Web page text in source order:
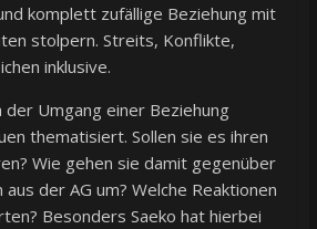
komplett zufällige Beziehung mit
stolpern. Streits, Konflikte,
inklusive.
der Umgang einer Beziehung
thematisiert. Sollen sie es ihren
Wie gehen sie damit gegenüber
der AG um? Welche Reaktionen
Besonders Saeko hat hierbei